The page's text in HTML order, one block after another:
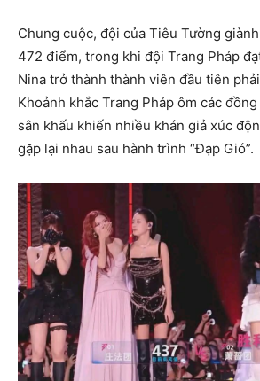
Chung cuộc, đội của Tiêu Tường
472 điểm, trong khi đội Trang Pháp
Nina trở thành thành viên đầu tiên
Khoảnh khắc Trang Pháp ôm các
sân khấu khiến nhiều khán giả xúc
gặp lại nhau sau hành trình “Đạp Gió”.